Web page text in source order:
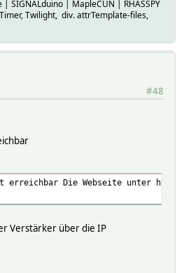
| SIGNALduino | MapleCUN | RHASSPY
Twilight, div. attrTemplate-files,
#48
Die Webseite unter http://
Verstärker über die IP